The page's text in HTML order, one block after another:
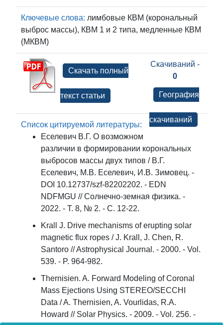
Ключевые слова: лимбовые КВМ (корональный
выброс массы), КВМ 1 и 2 типа, медленные КВМ
(МКВМ)
Скачиваний -
0
География
скачиваний
Скачать полный
текст статьи
Список цитируемой литературы:
Еселевич В.Г. О возможном
различии в формировании корональных
выбросов массы двух типов / В.Г.
Еселевич, М.В. Еселевич, И.В. Зимовец. -
DOI 10.12737/szf-82202202. - EDN
NDFMGU // Солнечно-земная физика. -
2022. - Т. 8, № 2. - С. 12-22.
Krall J. Drive mechanisms of erupting solar
magnetic flux ropes / J. Krall, J. Chen, R.
Santoro // Astrophysical Journal. - 2000. - Vol.
539. - P. 964-982.
Thernisien. A. Forward Modeling of Coronal
Mass Ejections Using STEREO/SECCHI
Data / A. Thernisien, A. Vourlidas, R.A.
Howard // Solar Physics. - 2009. - Vol. 256. -